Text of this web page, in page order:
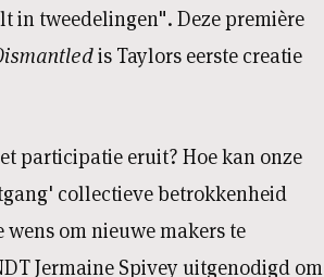
in tweedelingen". Deze première
is Taylors eerste creatie
participatie eruit? Hoe kan onze
collectieve betrokkenheid
om nieuwe makers te
Jermaine Spivey uitgenodigd om